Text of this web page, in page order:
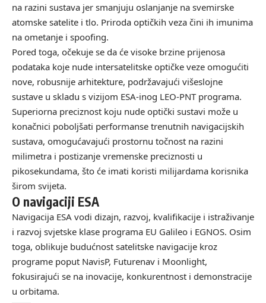
na razini sustava jer smanjuju oslanjanje na svemirske
atomske satelite i tlo. Priroda optičkih veza čini ih imunima
na ometanje i spoofing.
Pored toga, očekuje se da će visoke brzine prijenosa
podataka koje nude intersatelitske optičke veze omogućiti
nove, robusnije arhitekture, podržavajući višeslojne
sustave u skladu s vizijom ESA-inog LEO-PNT programa.
Superiorna preciznost koju nude optički sustavi može u
konačnici poboljšati performanse trenutnih navigacijskih
sustava, omogućavajući prostornu točnost na razini
milimetra i postizanje vremenske preciznosti u
pikosekundama, što će imati koristi milijardama korisnika
širom svijeta.
O navigaciji ESA
Navigacija ESA vodi dizajn, razvoj, kvalifikacije i istraživanje
i razvoj svjetske klase programa EU Galileo i EGNOS. Osim
toga, oblikuje budućnost satelitske navigacije kroz
programe poput NavisP, Futurenav i Moonlight,
fokusirajući se na inovacije, konkurentnost i demonstracije
u orbitama.